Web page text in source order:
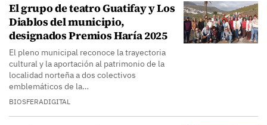
El grupo de teatro Guatifay y Los
Diablos del municipio,
designados Premios Haría 2025
El pleno municipal reconoce la trayectoria
cultural y la aportación al patrimonio de la
localidad norteña a dos colectivos
emblemáticos de la…
BIOSFERADIGITAL